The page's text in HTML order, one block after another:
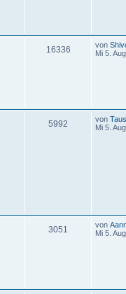
16336 von
Mi 5.
5992 von
Mi 5.
3051 von
Mi 5.